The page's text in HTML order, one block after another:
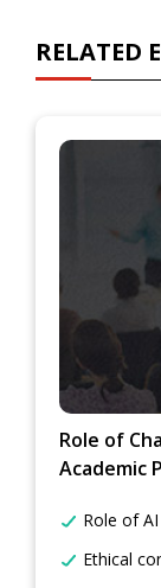
RELATED
Role of
Academic
Role of
Ethical